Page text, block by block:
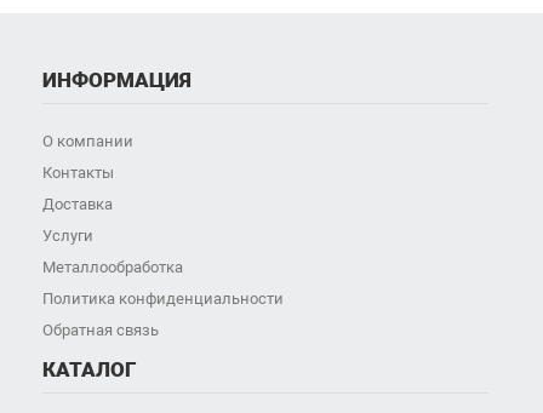
ИНФОРМАЦИЯ
О компании
Контакты
Доставка
Услуги
Металлообработка
Политика конфиденциальности
Обратная связь
КАТАЛОГ